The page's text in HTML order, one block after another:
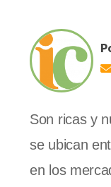
Son ricas y
se ubican
en los